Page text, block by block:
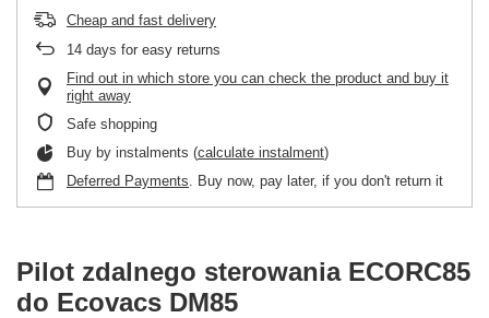
Cheap and fast delivery
14 days for easy returns
Find out in which store you can check the product and buy it
right away
Safe shopping
Buy by instalments (calculate instalment)
Deferred Payments. Buy now, pay later, if you don't return it
Pilot zdalnego sterowania ECORC85
do Ecovacs DM85